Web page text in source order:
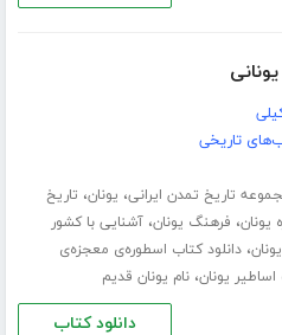
تاریخی
تاریخ تمدن ایرانی، یونان، تاریخ
یونان، فرهنگ یونان،آشنایی با کشور
،دانلود کتاب اسطوره‌ی معجزه‌ی
یونان،نام یونان قدیم
دانلود کتاب